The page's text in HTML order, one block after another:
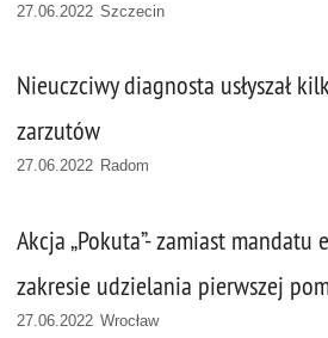
27.06.2022 Szczecin
Nieuczciwy diagnosta usłyszał
zarzutów
27.06.2022 Radom
Akcja „Pokuta”- zamiast mandatu
zakresie udzielania pierwszej
27.06.2022 Wrocław